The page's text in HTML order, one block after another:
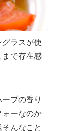
グラスが使
まで存在感
ブの香り
ォーなのか
んなこと